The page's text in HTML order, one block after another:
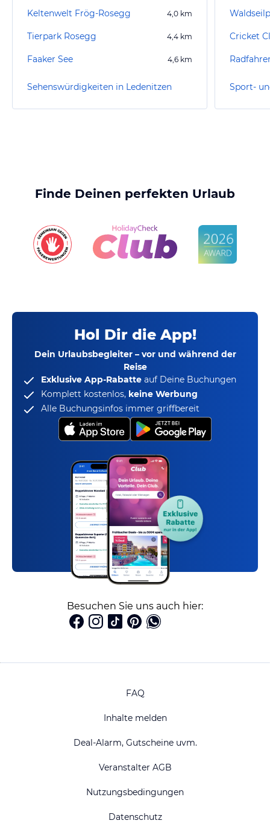
Keltenwelt Frög-Rosegg 4,0 km
Tierpark Rosegg 4,4 km
Faaker See 4,6 km
Sehenswürdigkeiten in Ledenitzen
Cricket
Finde Deinen perfekten Urlaub
Hol Dir die App!
Dein Urlaubsbegleiter – vor und während der
Reise
Exklusive App-Rabatte auf Deine Buchungen
Komplett kostenlos, keine Werbung
Alle Buchungsinfos immer griffbereit
Besuchen Sie uns auch hier:
FAQ
Inhalte melden
Deal-Alarm, Gutscheine uvm.
Veranstalter AGB
Nutzungsbedingungen
Datenschutz